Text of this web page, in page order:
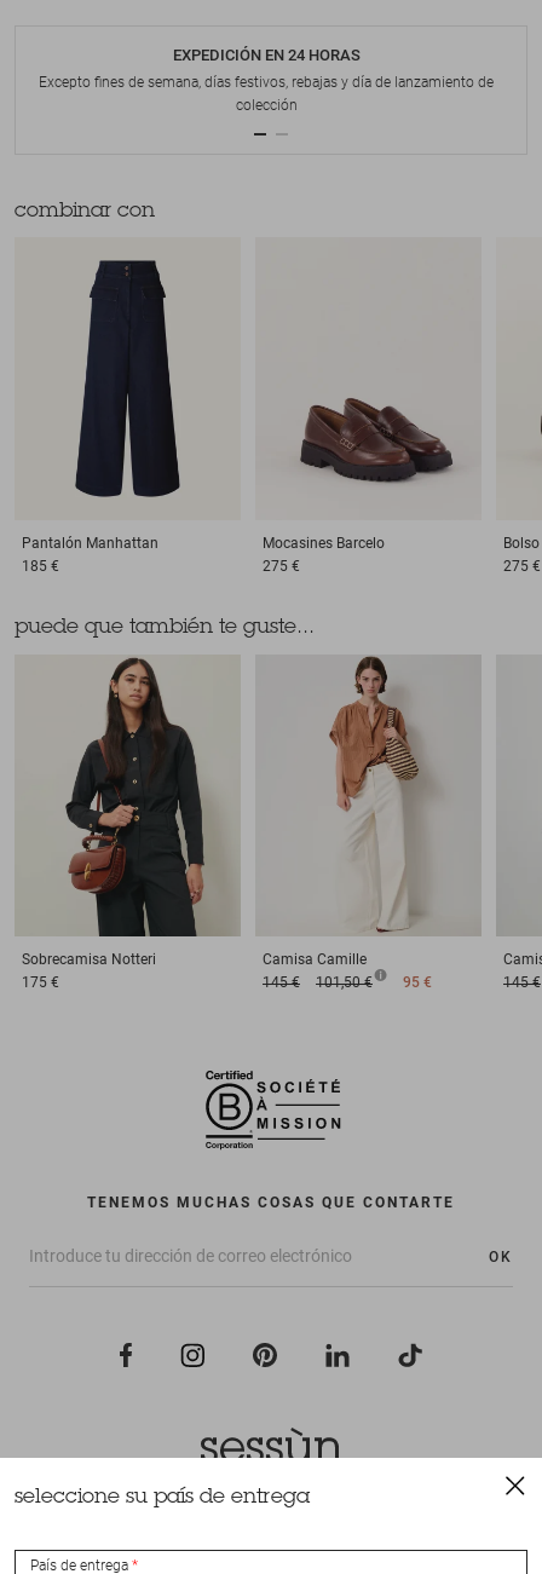
EXPEDICIÓN EN 24 HORAS
Excepto fines de semana, días festivos, rebajas y día de lanzamiento de
colección
combinar con
Pantalón Manhattan
185 €
Mocasines Barcelo
275 €
Bolso
275 €
puede que también te guste...
Sobrecamisa Notteri
175 €
Camisa Camille
145 €
101,50 € 95 €
145 €
TENEMOS MUCHAS COSAS QUE CONTARTE
OK
Todos los derechos reservados Sessùn 2022
seleccione su país de entrega
País de entrega